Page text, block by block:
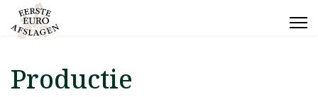
Productie